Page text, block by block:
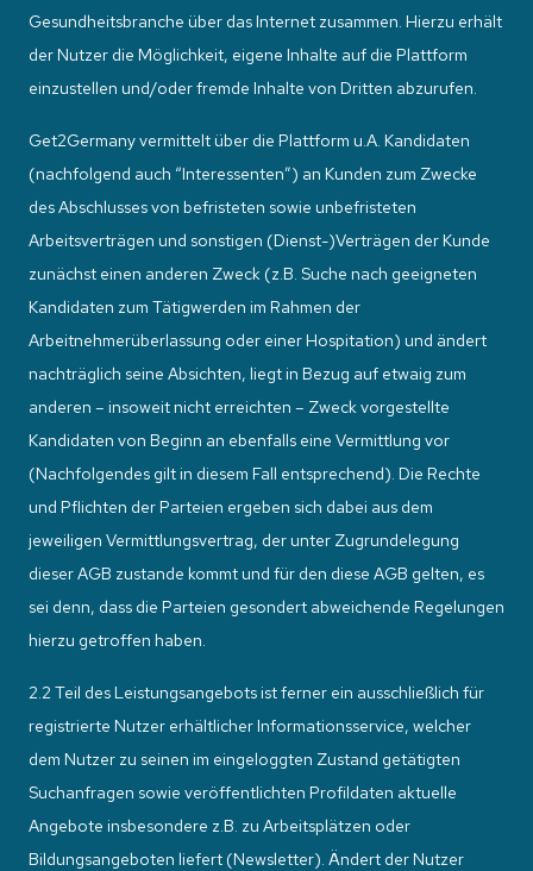
Gesundheitsbranche über das Internet zusammen. Hierzu erhält
der Nutzer die Möglichkeit, eigene Inhalte auf die Plattform
einzustellen und/oder fremde Inhalte von Dritten abzurufen.
Get2Germany vermittelt über die Plattform u.A. Kandidaten
(nachfolgend auch “Interessenten”) an Kunden zum Zwecke
des Abschlusses von befristeten sowie unbefristeten
Arbeitsverträgen und sonstigen (Dienst-)Verträgen der Kunde
zunächst einen anderen Zweck (z.B. Suche nach geeigneten
Kandidaten zum Tätigwerden im Rahmen der
Arbeitnehmerüberlassung oder einer Hospitation) und ändert
nachträglich seine Absichten, liegt in Bezug auf etwaig zum
anderen – insoweit nicht erreichten – Zweck vorgestellte
Kandidaten von Beginn an ebenfalls eine Vermittlung vor
(Nachfolgendes gilt in diesem Fall entsprechend). Die Rechte
und Pflichten der Parteien ergeben sich dabei aus dem
jeweiligen Vermittlungsvertrag, der unter Zugrundelegung
dieser AGB zustande kommt und für den diese AGB gelten, es
sei denn, dass die Parteien gesondert abweichende Regelungen
hierzu getroffen haben.
2.2 Teil des Leistungsangebots ist ferner ein ausschließlich für
registrierte Nutzer erhältlicher Informationsservice, welcher
dem Nutzer zu seinen im eingeloggten Zustand getätigten
Suchanfragen sowie veröffentlichten Profildaten aktuelle
Angebote insbesondere z.B. zu Arbeitsplätzen oder
Bildungsangeboten liefert (Newsletter). Ändert der Nutzer